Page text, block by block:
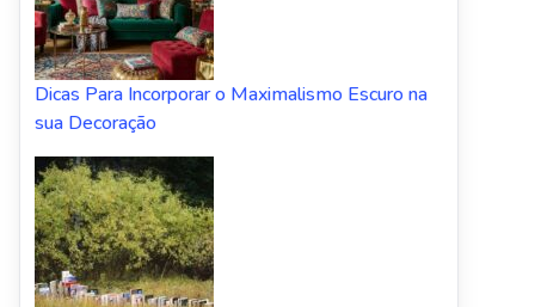
Dicas Para Incorporar o Maximalismo Escuro na
sua Decoração